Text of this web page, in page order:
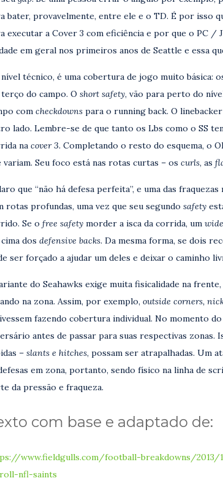
bater, provavelmente, entre ele e o TD. É por isso
executar a Cover 3 com eficiência e por que o PC /
em geral nos primeiros anos de Seattle e essa
técnico, é uma cobertura de jogo muito básica:
do campo. O short safety, vão para perto do
com checkdowns para o running back. O
lado. Lembre-se de que tanto os Lbs como o SS
na cover 3. Completando o resto do esquema, o
variam. Seu foco está nas rotas curtas – os curls, as
que “não há defesa perfeita”, e uma das
rotas profundas, uma vez que seu segundo safety
Se o free safety morder a isca da corrida, um
dos defensive backs. Da mesma forma, se dois
ser forçado a ajudar um deles e deixar o caminho
do Seahawks exige muita fisicalidade na
na zona. Assim, por exemplo, outside corners,
fazendo cobertura individual. No momento do
antes de passar para suas respectivas
– slants e hitches, possam ser atrapalhadas. Um
em zona, portanto, sendo físico na linha de
da pressão e fraqueza.
com base e adaptado de:
www.fieldgulls.com/football-breakdowns/2013/
nfl-saints